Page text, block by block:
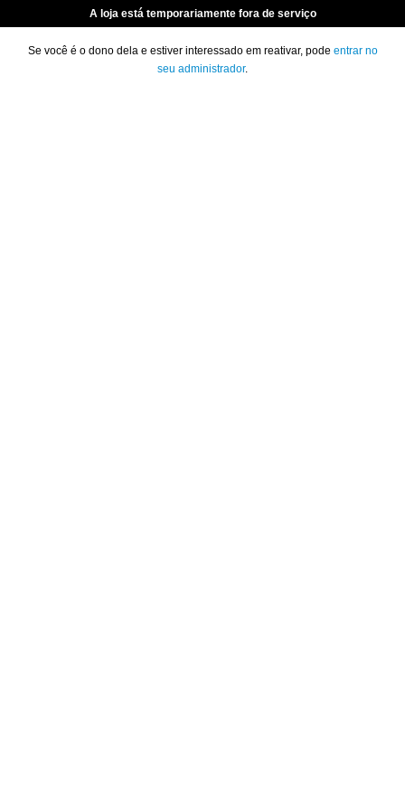
A loja está temporariamente fora de serviço
Se você é o dono dela e estiver interessado em reativar, pode entrar no
seu administrador.